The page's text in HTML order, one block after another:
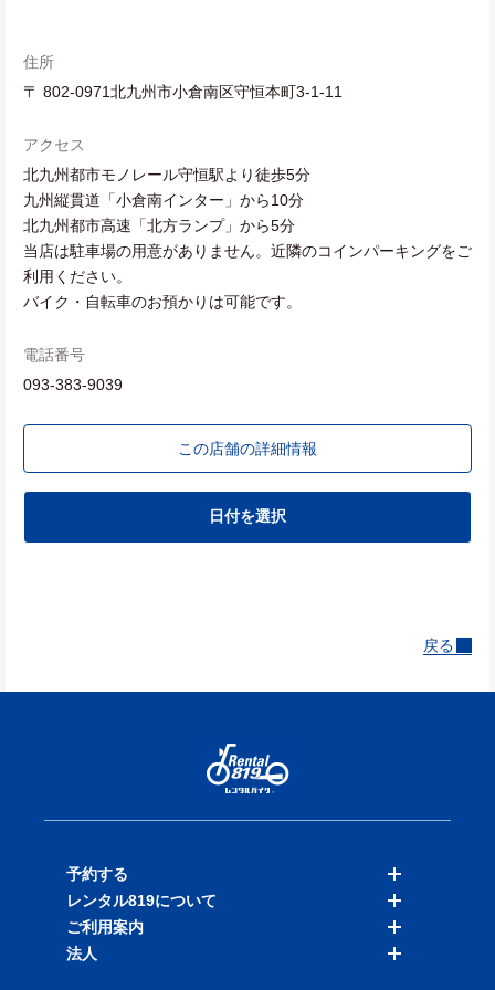
住所
〒 802-0971北九州市小倉南区守恒本町3-1-11
アクセス
北九州都市モノレール守恒駅より徒歩5分
九州縦貫道「小倉南インター」から10分
北九州都市高速「北方ランプ」から5分
当店は駐車場の用意がありません。近隣のコインパーキングをご
利用ください。
バイク・自転車のお預かりは可能です。
電話番号
093-383-9039
この店舗の詳細情報
日付を選択
戻る
予約する
バイクを探す
店舗を探す
レンタル819について
料金表
ご利用案内
法人